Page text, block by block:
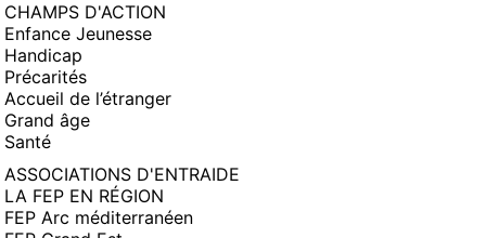
CHAMPS D'ACTION
Enfance Jeunesse
Handicap
Précarités
Accueil de l’étranger
Grand âge
Santé
ASSOCIATIONS D'ENTRAIDE
LA FEP EN RÉGION
FEP Arc méditerranéen